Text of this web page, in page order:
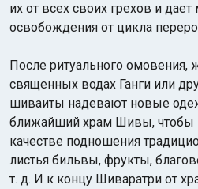
их от всех своих грехов и
освобождения от цикла
После ритуального омовения,
священных водах Ганги или
шиваиты надевают новые
ближайший храм Шивы, чтобы
качестве подношения
листья бильвы, фрукты,
т. д. И к концу Шиваратри от